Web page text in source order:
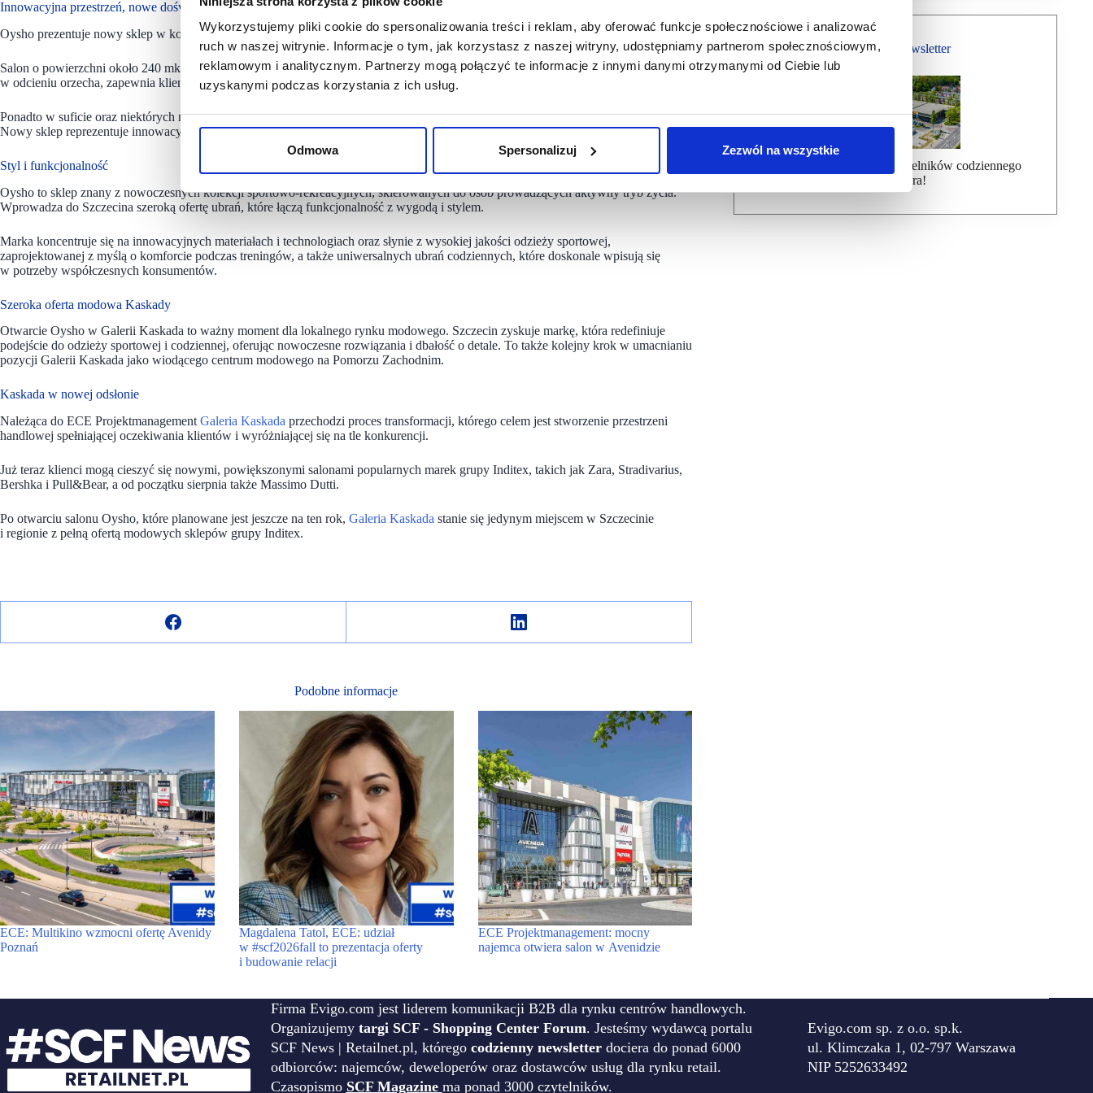
Wykorzystujemy pliki cookie do spersonalizowania treści i reklam, aby oferować funkcje społecznościowe i analizować
ruch w naszej witrynie. Informacje o tym, jak korzystasz z naszej witryny, udostępniamy partnerom społecznościowym,
reklamowym i analitycznym. Partnerzy mogą połączyć te informacje z innymi danymi otrzymanymi od Ciebie lub
uzyskanymi podczas korzystania z ich usług.
Odmowa Spersonalizuj Zezwól na wszystkie
Innowacyjna przestrzeń, nowe doświadczenia
Oysho prezentuje nowy sklep w koncepcie opartym na sporcie i lifestyle’u, który odzwierciedla strategię marki.
Salon o powierzchni około 240 mkw. z szeroką witryną i wystrojem opartym na materiałach, takich jak mikrocement i drewno
w odcieniu orzecha, zapewnia klientom komfortową i przyjazną atmosferę.
Ponadto w suficie oraz niektórych meblach zastosowano rozwiązania techniczne tworzące nowoczesną i funkcjonalną przestrzeń.
Nowy sklep reprezentuje innowacyjne i atrakcyjne doświadczenie zakupowe dla miłośników mody.
Styl i funkcjonalność
Oysho to sklep znany z nowoczesnych kolekcji sportowo-rekreacyjnych, skierowanych do osób prowadzących aktywny tryb życia.
Wprowadza do Szczecina szeroką ofertę ubrań, które łączą funkcjonalność z wygodą i stylem.
Marka koncentruje się na innowacyjnych materiałach i technologiach oraz słynie z wysokiej jakości odzieży sportowej,
zaprojektowanej z myślą o komforcie podczas treningów, a także uniwersalnych ubrań codziennych, które doskonale wpisują się
w potrzeby współczesnych konsumentów.
Szeroka oferta modowa Kaskady
Otwarcie Oysho w Galerii Kaskada to ważny moment dla lokalnego rynku modowego. Szczecin zyskuje markę, która redefiniuje
podejście do odzieży sportowej i codziennej, oferując nowoczesne rozwiązania i dbałość o detale. To także kolejny krok w umacnianiu
pozycji Galerii Kaskada jako wiodącego centrum modowego na Pomorzu Zachodnim.
Kaskada w nowej odsłonie
Należąca do ECE Projektmanagement Galeria Kaskada przechodzi proces transformacji, którego celem jest stworzenie przestrzeni
handlowej spełniającej oczekiwania klientów i wyróżniającej się na tle konkurencji.
Już teraz klienci mogą cieszyć się nowymi, powiększonymi salonami popularnych marek grupy Inditex, takich jak Zara, Stradivarius,
Bershka i Pull&Bear, a od początku sierpnia także Massimo Dutti.
Po otwarciu salonu Oysho, które planowane jest jeszcze na ten rok, Galeria Kaskada stanie się jedynym miejscem w Szczecinie
i regionie z pełną ofertą modowych sklepów grupy Inditex.
Podobne informacje
ECE: Multikino wzmocni ofertę Avenidy
Poznań
Magdalena Tatol, ECE: udział
w #scf2026fall to prezentacja oferty
i budowanie relacji
ECE Projektmanagement: mocny
najemca otwiera salon w Avenidzie
Bezpłatny Newsletter
Dołącz do ponad 7000 czytelników codziennego
newslettera!
Firma Evigo.com jest liderem komunikacji B2B dla rynku centrów handlowych.
Organizujemy targi SCF - Shopping Center Forum. Jesteśmy wydawcą portalu
SCF News | Retailnet.pl, którego codzienny newsletter dociera do ponad 6000
odbiorców: najemców, deweloperów oraz dostawców usług dla rynku retail.
Czasopismo SCF Magazine ma ponad 3000 czytelników.
Evigo.com sp. z o.o. sp.k.
ul. Klimczaka 1, 02-797 Warszawa
NIP 5252633492